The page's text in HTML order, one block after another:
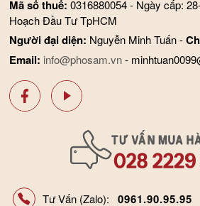
Mã số thuế: 0316880054 - Ngày cấp:
Hoạch Đầu Tư TpHCM
Người đại diện: Nguyễn Minh Tuấn -
Email: info@phosam.vn-
Tư Vấn (Zalo):0961.90.95.95